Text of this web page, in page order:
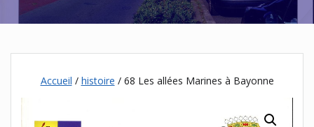
Accueil / histoire / 68 Les allées Marines à Bayonne